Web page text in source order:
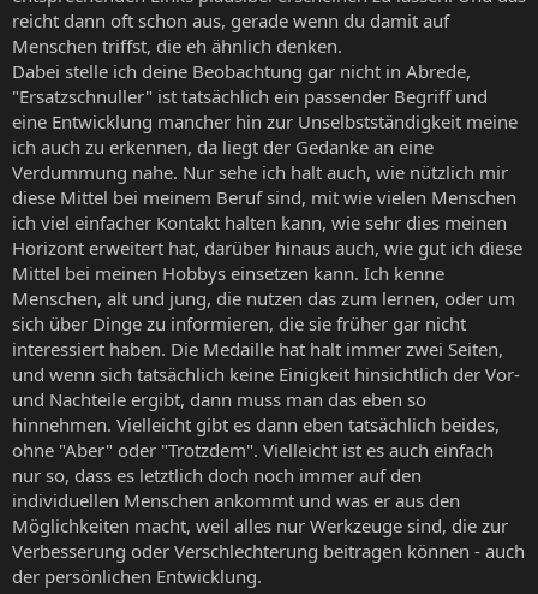
reicht dann oft schon aus, gerade wenn du damit auf
Menschen triffst, die eh ähnlich denken.
Dabei stelle ich deine Beobachtung gar nicht in Abrede,
"Ersatzschnuller" ist tatsächlich ein passender Begriff und
eine Entwicklung mancher hin zur Unselbstständigkeit meine
ich auch zu erkennen, da liegt der Gedanke an eine
Verdummung nahe. Nur sehe ich halt auch, wie nützlich mir
diese Mittel bei meinem Beruf sind, mit wie vielen Menschen
ich viel einfacher Kontakt halten kann, wie sehr dies meinen
Horizont erweitert hat, darüber hinaus auch, wie gut ich diese
Mittel bei meinen Hobbys einsetzen kann. Ich kenne
Menschen, alt und jung, die nutzen das zum lernen, oder um
sich über Dinge zu informieren, die sie früher gar nicht
interessiert haben. Die Medaille hat halt immer zwei Seiten,
und wenn sich tatsächlich keine Einigkeit hinsichtlich der Vor-
und Nachteile ergibt, dann muss man das eben so
hinnehmen. Vielleicht gibt es dann eben tatsächlich beides,
ohne "Aber" oder "Trotzdem". Vielleicht ist es auch einfach
nur so, dass es letztlich doch noch immer auf den
individuellen Menschen ankommt und was er aus den
Möglichkeiten macht, weil alles nur Werkzeuge sind, die zur
Verbesserung oder Verschlechterung beitragen können - auch
der persönlichen Entwicklung.